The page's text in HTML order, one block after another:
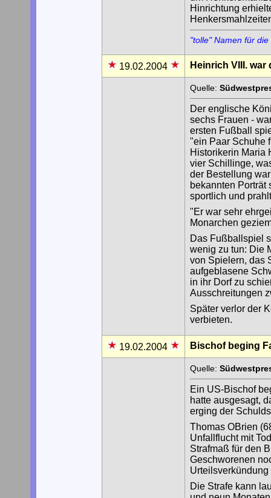
Hinrichtung
"tolle" Namen für die
19.02.2004 Heinrich VIII.
Quelle:
Der englische
sechs Frauen -
ersten Fußball
"ein Paar Schuhe
Historikerin Maria
vier Schillinge,
der Bestellung
bekannten Porträt
sportlich und
"Er war sehr
Monarchen
Das Fußballspiel
wenig zu tun: Die
von Spielern, das
aufgeblasene
in ihr Dorf zu
Ausschreitungen
Später verlor der
verbieten.
19.02.2004 Bischof beging
Quelle:
Ein US-Bischof
hatte ausgesagt,
erging der
Thomas OBrien
Unfallflucht mit
Strafmaß für den
Geschworenen
Die Strafe kann